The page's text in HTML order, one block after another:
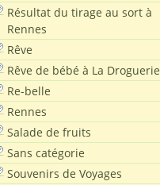
Résultat du tirage au sort à
Rennes
Rêve
Rêve de bébé à La Droguerie
Re-belle
Rennes
Salade de fruits
Sans catégorie
Souvenirs de Voyages